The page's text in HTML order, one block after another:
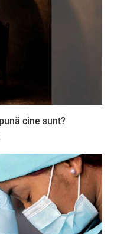
cine sunt?